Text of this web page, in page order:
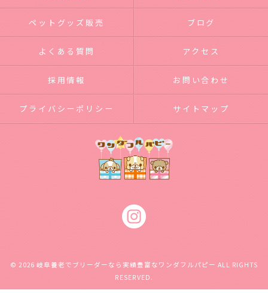
ペットグッズ販売 ブログ
よくある質問 アクセス
採用情報 お問い合わせ
プライバシーポリシー サイトマップ
© 2026 岐阜養老でブリーダーなら実績豊富なワンダフルパピー ALL RIGHTS
RESERVED.